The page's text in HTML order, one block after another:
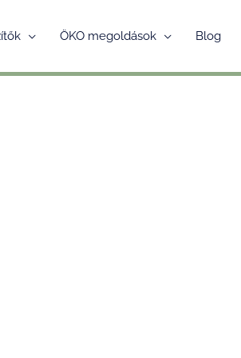
ÖKO megoldások Blog